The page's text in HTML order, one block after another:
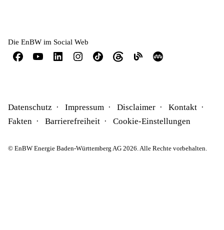
Die EnBW im Social Web
Datenschutz Impressum Disclaimer
Kontakt
Fakten
Barrierefreiheit Cookie-Einstellungen
© EnBW Energie Baden-Württemberg AG 2026. Alle Rechte vorbehalten.